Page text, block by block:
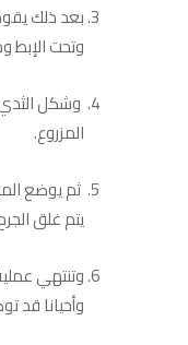
بعد ذلك
وتحت
وشكل الثدي
المزروع.
ثم يوضع
يتم غلق
وتنتهي
وأحيانا قد